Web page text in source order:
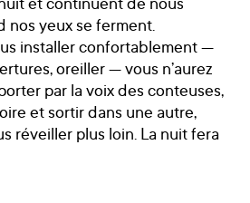
nos yeux se ferment.
installer confortablement —
oreiller — vous n’aurez
par la voix des conteuses,
et sortir dans une autre,
réveiller plus loin. La nuit fera